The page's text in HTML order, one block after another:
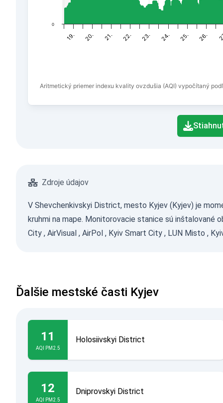
Aritmetický priemer indexu kvality ovzdušia (AQI) vypočítaný
19. 20. 21. 22. 23. 24. 25. 26.
0
End of interactive chart.
Zdroje údajov
V Shevchenkivskyi District, mesto Kyjev (Kyjev) je
kruhmi na mape. Monitorovacie stanice sú inštalované
City , AirVisual , AirPol , Kyiv Smart City , LUN Misto ,
Ďalšie mestské časti Kyjev
11
AQI PM2.5
Holosiivskyi District
12
AQI PM2.5
Dniprovskyi District